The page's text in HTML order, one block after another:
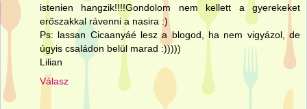
istenien hangzik!!!!Gondolom nem kellett a gyerekeket
erőszakkal rávenni a nasira :)
Ps: lassan Cicaanyáé lesz a blogod, ha nem vigyázol, de
úgyis családon belül marad :)))))
Lilian
Válasz